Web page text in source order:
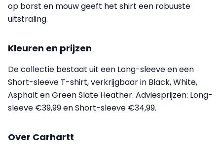
op borst en mouw geeft het shirt een robuuste
uitstraling.
Kleuren en prijzen
De collectie bestaat uit een Long-sleeve en een
Short-sleeve T-shirt, verkrijgbaar in Black, White,
Asphalt en Green Slate Heather. Adviesprijzen: Long-
sleeve €39,99 en Short-sleeve €34,99.
Over Carhartt